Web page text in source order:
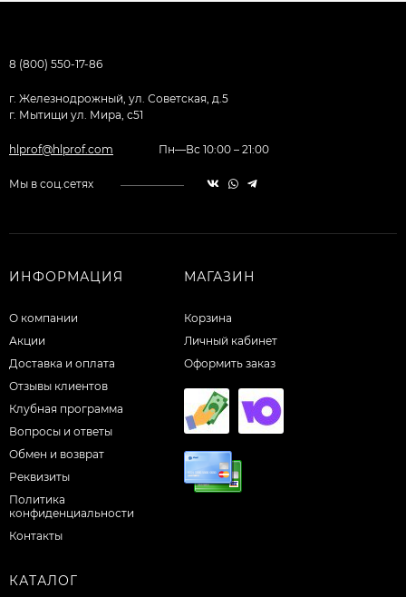
8 (800) 550-17-86
г. Железнодрожный, ул. Советская, д.5
г. Мытищи ул. Мира, с51
hlprof@hlprof.com Пн—Вс 10:00 – 21:00
Мы в соц.сетях
ИНФОРМАЦИЯ
О компании
Акции
Доставка и оплата
Отзывы клиентов
Клубная программа
Вопросы и ответы
Обмен и возврат
Реквизиты
Политика
конфиденциальности
Контакты
МАГАЗИН
Корзина
Личный кабинет
Оформить заказ
КАТАЛОГ